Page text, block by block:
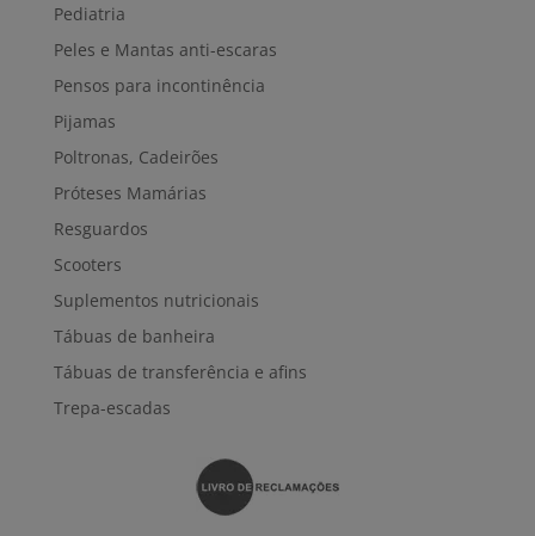
Pediatria
Peles e Mantas anti-escaras
Pensos para incontinência
Pijamas
Poltronas, Cadeirões
Próteses Mamárias
Resguardos
Scooters
Suplementos nutricionais
Tábuas de banheira
Tábuas de transferência e afins
Trepa-escadas